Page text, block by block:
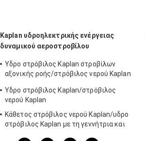
Kaplan υδροηλεκτρικής ενέργειας
δυναμικού αεροστροβίλου
Υδρο στρόβιλος Kaplan στροβίλων
αξονικής ροής/στρόβιλος νερού Kaplan
πρόγραμμα υδρενέργειας 2m - 70m
Υδρο στρόβιλος Kaplan/στρόβιλος
νερού Kaplan
Κάθετος στρόβιλος νερού Kaplan/υδρο
στρόβιλος Kaplan με τη γεννήτρια και